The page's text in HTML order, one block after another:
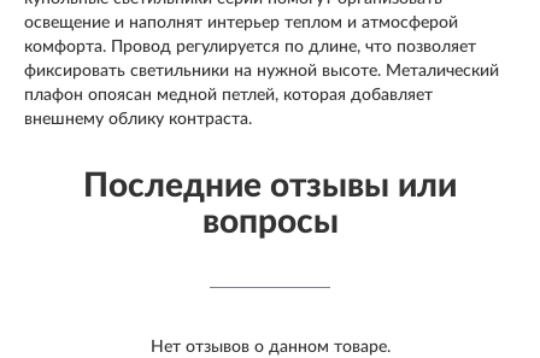
освещение и наполнят интерьер теплом и атмосферой
комфорта. Провод регулируется по длине, что позволяет
фиксировать светильники на нужной высоте. Металический
плафон опоясан медной петлей, которая добавляет
внешнему облику контраста.
Последние отзывы или
вопросы
Нет отзывов о данном товаре.